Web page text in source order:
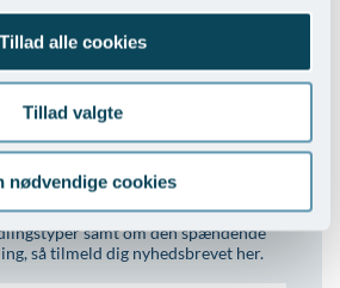
Tillad alle cookies
Tillad valgte
nødvendige cookies
vores behandlinger, nye tiltag, nye
samt om den spændende
så tilmeld dig nyhedsbrevet her.